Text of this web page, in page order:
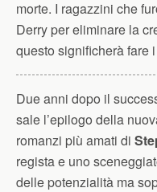
morte. I ragazzini che
Derry per eliminare la
questo significherà
Due anni dopo il
sale l’epilogo della
romanzi più amati di
regista e uno
delle potenzialità ma